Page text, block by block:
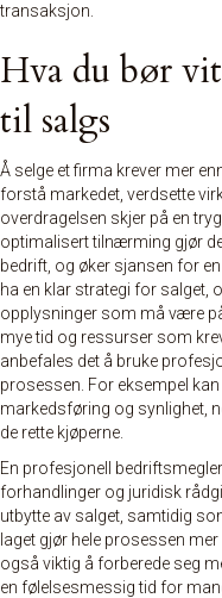
transaksjon.
Hva du bør
til salgs
Å selge et firma krever mer
forstå markedet, verdsette
overdragelsen skjer på en
optimalisert tilnærming gjør
bedrift, og øker sjansen for
ha en klar strategi for salget,
opplysninger som må være
mye tid og ressurser som
anbefales det å bruke
prosessen. For eksempel
markedsføring og synlighet,
de rette kjøperne.
En profesjonell
forhandlinger og juridisk
utbytte av salget, samtidig
laget gjør hele prosessen
også viktig å forberede seg
en følelsesmessig tid for